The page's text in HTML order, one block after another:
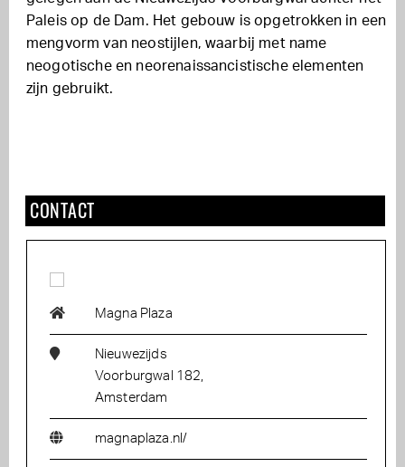
Paleis op de Dam. Het gebouw is opgetrokken in een
mengvorm van neostijlen, waarbij met name
neogotische en neorenaissancistische elementen
zijn gebruikt.
CONTACT
Magna Plaza
Nieuwezijds
Voorburgwal 182,
Amsterdam
magnaplaza.nl/